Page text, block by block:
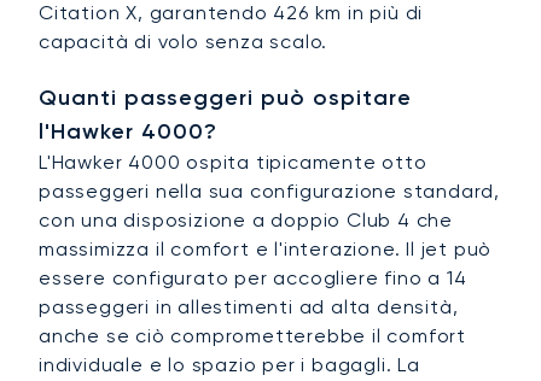
Citation X, garantendo 426 km in più di
capacità di volo senza scalo.
Quanti passeggeri può ospitare
l'Hawker 4000?
L'Hawker 4000 ospita tipicamente otto
passeggeri nella sua configurazione standard,
con una disposizione a doppio Club 4 che
massimizza il comfort e l'interazione. Il jet può
essere configurato per accogliere fino a 14
passeggeri in allestimenti ad alta densità,
anche se ciò comprometterebbe il comfort
individuale e lo spazio per i bagagli. La